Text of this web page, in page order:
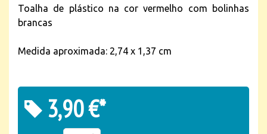
Toalha de plástico na cor vermelho com bolinhas
brancas
Medida aproximada: 2,74 x 1,37 cm
3,90 €*